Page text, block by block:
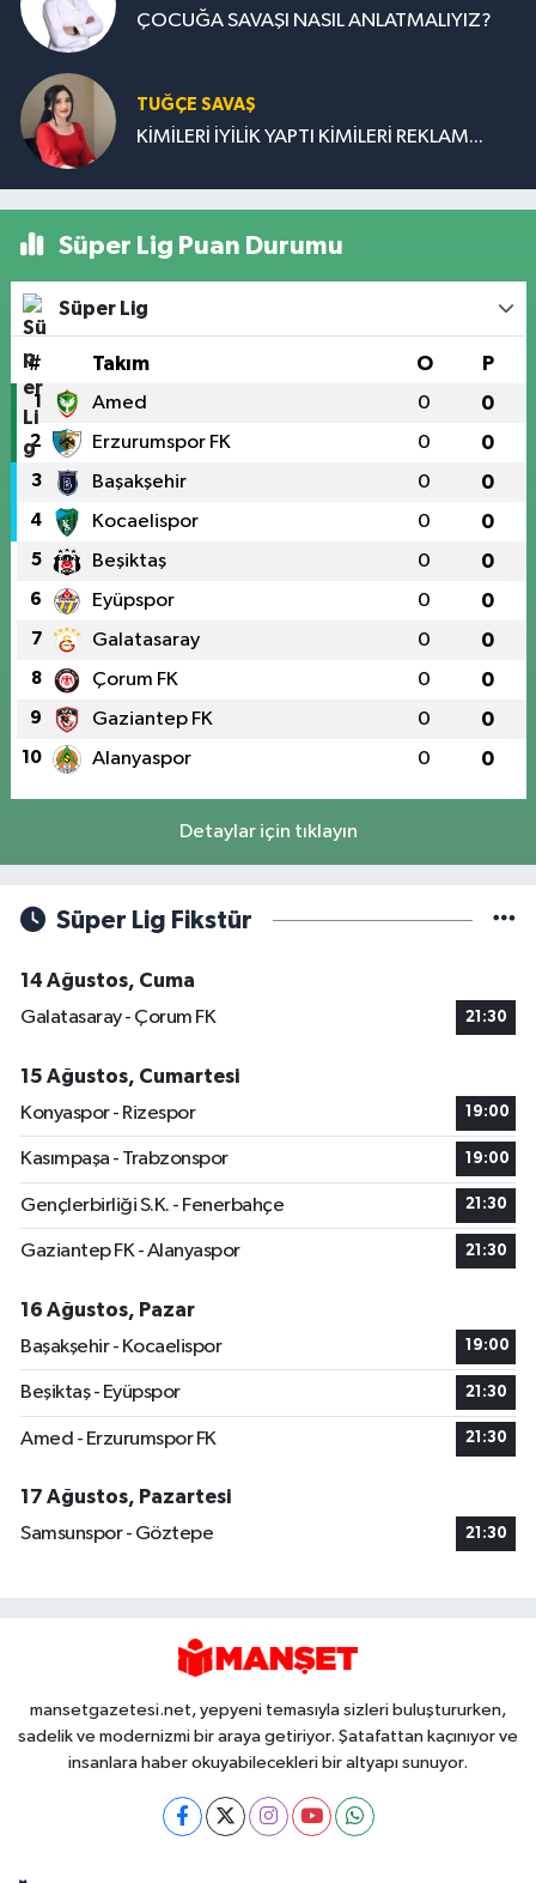
ÇOCUĞA SAVAŞI NASIL ANLATMALIYIZ?
TUĞÇE SAVAŞ
KİMİLERİ İYİLİK YAPTI KİMİLERİ REKLAM...
Süper Lig Puan Durumu
Süper Lig
# Takım O P
1 Amed 0 0
2 Erzurumspor FK 0 0
3 Başakşehir 0 0
4 Kocaelispor 0 0
5 Beşiktaş 0 0
6 Eyüpspor 0 0
7 Galatasaray 0 0
8 Çorum FK 0 0
9 Gaziantep FK 0 0
10 Alanyaspor 0 0
Detaylar için tıklayın
Süper Lig Fikstür
14 Ağustos, Cuma
Galatasaray - Çorum FK
21:30
15 Ağustos, Cumartesi
Konyaspor - Rizespor
19:00
Kasımpaşa - Trabzonspor 19:00
Gençlerbirliği S.K. - Fenerbahçe 21:30
Gaziantep FK - Alanyaspor 21:30
16 Ağustos, Pazar
Başakşehir - Kocaelispor
19:00
Beşiktaş - Eyüpspor 21:30
Amed - Erzurumspor FK 21:30
17 Ağustos, Pazartesi
Samsunspor - Göztepe
21:30
mansetgazetesi.net, yepyeni temasıyla sizleri buluştururken,
sadelik ve modernizmi bir araya getiriyor. Şatafattan kaçınıyor ve
insanlara haber okuyabilecekleri bir altyapı sunuyor.